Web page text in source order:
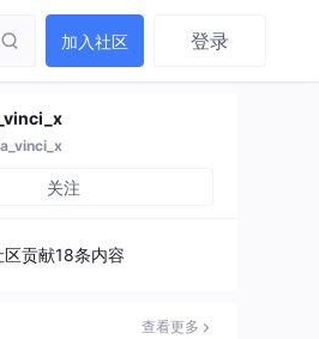
加入社区 登录
关注
区贡献18条内容
查看更多